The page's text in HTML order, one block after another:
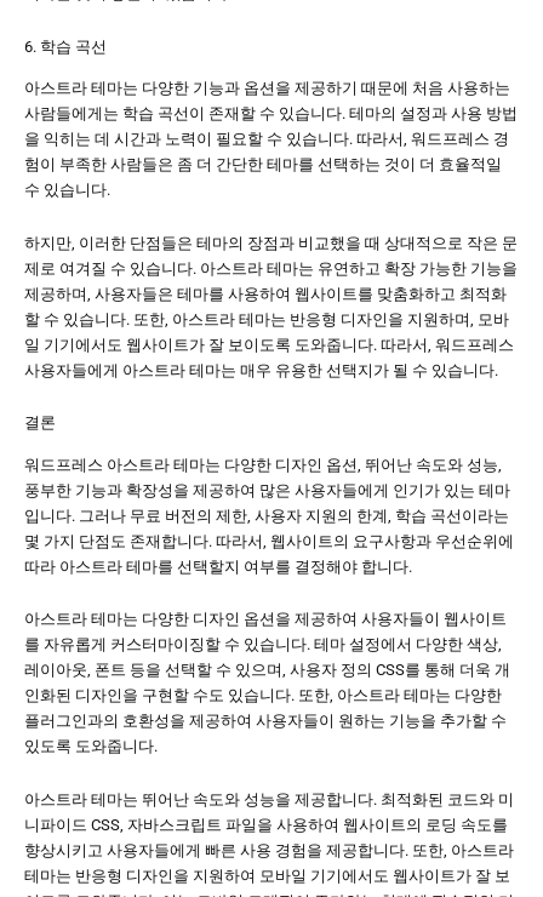
6. 학습 곡선
아스트라 테마는 다양한 기능과 옵션을 제공하기 때문에 처음 사용하는
사람들에게는 학습 곡선이 존재할 수 있습니다. 테마의 설정과 사용 방법
을 익히는 데 시간과 노력이 필요할 수 있습니다. 따라서, 워드프레스 경
험이 부족한 사람들은 좀 더 간단한 테마를 선택하는 것이 더 효율적일
수 있습니다.
하지만, 이러한 단점들은 테마의 장점과 비교했을 때 상대적으로 작은 문
제로 여겨질 수 있습니다. 아스트라 테마는 유연하고 확장 가능한 기능을
제공하며, 사용자들은 테마를 사용하여 웹사이트를 맞춤화하고 최적화
할 수 있습니다. 또한, 아스트라 테마는 반응형 디자인을 지원하며, 모바
일 기기에서도 웹사이트가 잘 보이도록 도와줍니다. 따라서, 워드프레스
사용자들에게 아스트라 테마는 매우 유용한 선택지가 될 수 있습니다.
결론
워드프레스 아스트라 테마는 다양한 디자인 옵션, 뛰어난 속도와 성능,
풍부한 기능과 확장성을 제공하여 많은 사용자들에게 인기가 있는 테마
입니다. 그러나 무료 버전의 제한, 사용자 지원의 한계, 학습 곡선이라는
몇 가지 단점도 존재합니다. 따라서, 웹사이트의 요구사항과 우선순위에
따라 아스트라 테마를 선택할지 여부를 결정해야 합니다.
아스트라 테마는 다양한 디자인 옵션을 제공하여 사용자들이 웹사이트
를 자유롭게 커스터마이징할 수 있습니다. 테마 설정에서 다양한 색상,
레이아웃, 폰트 등을 선택할 수 있으며, 사용자 정의 CSS를 통해 더욱 개
인화된 디자인을 구현할 수도 있습니다. 또한, 아스트라 테마는 다양한
플러그인과의 호환성을 제공하여 사용자들이 원하는 기능을 추가할 수
있도록 도와줍니다.
아스트라 테마는 뛰어난 속도와 성능을 제공합니다. 최적화된 코드와 미
니파이드 CSS, 자바스크립트 파일을 사용하여 웹사이트의 로딩 속도를
향상시키고 사용자들에게 빠른 사용 경험을 제공합니다. 또한, 아스트라
테마는 반응형 디자인을 지원하여 모바일 기기에서도 웹사이트가 잘 보